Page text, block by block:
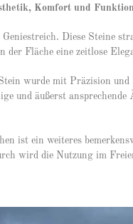
Komfort und
Diese Steine
Fläche eine zeitlose
wurde mit Präzision
und äußerst
ist ein weiteres
wird die Nutzung im